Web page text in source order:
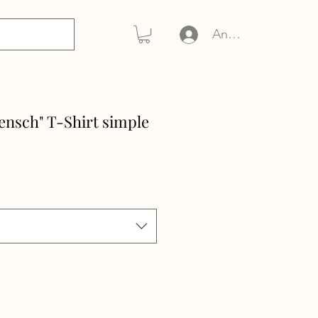
Anmelden
T-Shirt simple